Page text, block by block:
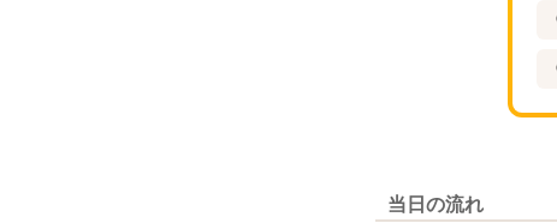
当日の流れ